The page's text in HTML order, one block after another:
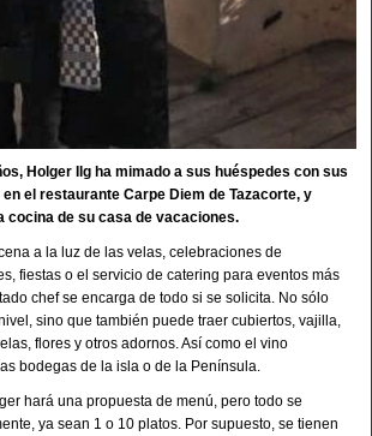
Holger Ilg ha mimado a sus huéspedes con sus
el restaurante Carpe Diem de Tazacorte, y
cocina de su casa de vacaciones.
a la luz de las velas, celebraciones de
fiestas o el servicio de catering para eventos más
chef se encarga de todo si se solicita. No sólo
sino que también puede traer cubiertos, vajilla,
flores y otros adornos. Así como el vino
bodegas de la isla o de la Península.
hará una propuesta de menú, pero todo se
ya sean 1 o 10 platos. Por supuesto, se tienen